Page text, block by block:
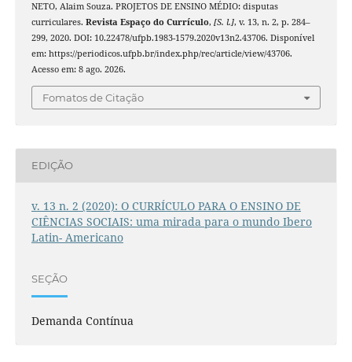
NETO, Alaim Souza. PROJETOS DE ENSINO MÉDIO: disputas
curriculares. Revista Espaço do Currículo, [S. l.], v. 13, n. 2, p. 284–
299, 2020. DOI: 10.22478/ufpb.1983-1579.2020v13n2.43706. Disponível
em: https://periodicos.ufpb.br/index.php/rec/article/view/43706.
Acesso em: 8 ago. 2026.
Fomatos de Citação
EDIÇÃO
v. 13 n. 2 (2020): O CURRÍCULO PARA O ENSINO DE
CIÊNCIAS SOCIAIS: uma mirada para o mundo Ibero
Latin- Americano
SEÇÃO
Demanda Contínua